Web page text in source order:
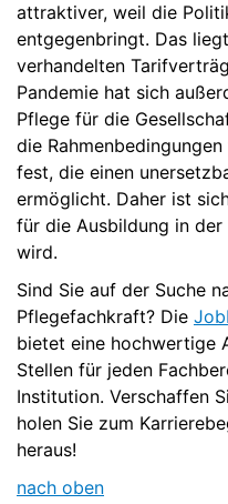
attraktiver, weil die
entgegenbringt. Das
verhandelten
Pandemie hat sich
Pflege für die
die
fest, die einen
ermöglicht. Daher ist
für die Ausbildung in
wird.
Sind Sie auf der Suche
Pflegefachkraft? Die
bietet eine hochwertige
Stellen für jeden
Institution. Verschaffen
holen Sie zum
heraus!
nach oben